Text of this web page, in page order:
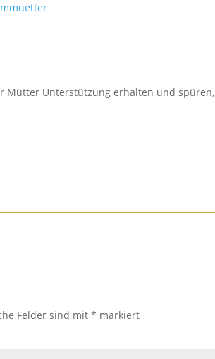
Mütter Unterstützung erhalten und spüren,
Felder sind mit* markiert